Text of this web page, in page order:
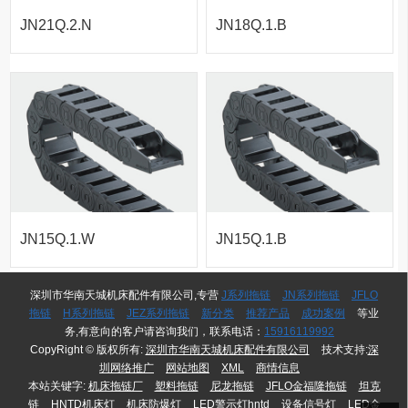
JN21Q.2.N
侧打开拖链
JN18Q.1.B
可打开拖链
JN15Q.1.W
系列-桥式外
侧开拖链
JN15Q.1.B
系列-桥式不
可打开拖链
深圳市华南天城机床配件有限公司,专营 J系列拖链 JN系列拖链
JFLO
拖链
H系列拖链 JEZ系列拖链 新分类 推荐产品 成功案例
等业
务,有意向的客户请咨询我们，联系电话： 15916119992
CopyRight © 版权所有: 深圳市华南天城机床配件有限公司 技术支持:深
圳网络推广
网站地图 XML
商情信息
本站关键字: 机床拖链厂 塑料拖链 尼龙拖链 JFLO金福隆拖链
坦克
链
HNTD机床灯 机床防爆灯 LED警示灯hntd 设备信号灯 LED金